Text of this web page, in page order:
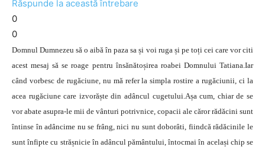
Răspunde la această întrebare
0
0
Domnul Dumnezeu să o aibă în paza sa și voi ruga și pe toți cei care vor citi
acest mesaj să se roage pentru însănătoșirea roabei Domnului Tatiana.Iar
când vorbesc de rugăciune, nu mă refer la simpla rostire a rugăciunii, ci la
acea rugăciune care izvorăște din adâncul cugetului.Așa cum, chiar de se
vor abate asupra-le mii de vânturi potrivnice, copacii ale căror rădăcini sunt
întinse în adâncime nu se frâng, nici nu sunt doborâti, fiindcă rădăcinile le
sunt înfipte cu strășnicie în adâncul pământului, întocmai în același chip se